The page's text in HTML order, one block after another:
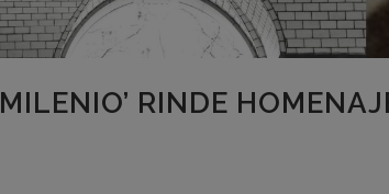
RINDE